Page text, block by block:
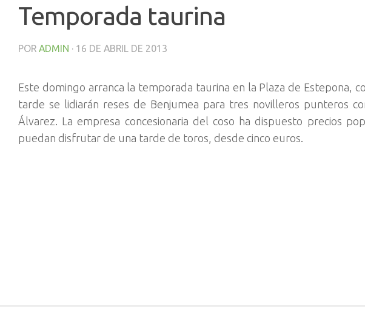
Temporada taurina
POR ADMIN · 16 DE ABRIL DE 2013
Este domingo arranca la temporada taurina en la Plaza de Estepona,
tarde se lidiarán reses de Benjumea para tres novilleros punteros
Álvarez. La empresa concesionaria del coso ha dispuesto precios
puedan disfrutar de una tarde de toros, desde cinco euros.